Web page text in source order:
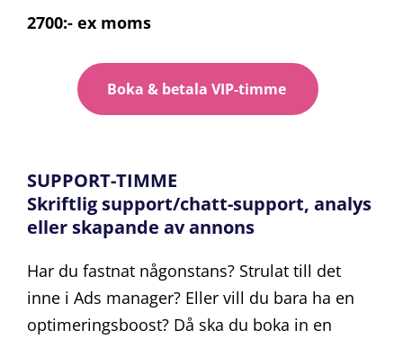
2700:- ex moms
Boka & betala VIP-timme
SUPPORT-TIMME
Skriftlig support/chatt-support, analys
eller skapande av annons
Har du fastnat någonstans? Strulat till det
inne i Ads manager? Eller vill du bara ha en
optimeringsboost? Då ska du boka in en